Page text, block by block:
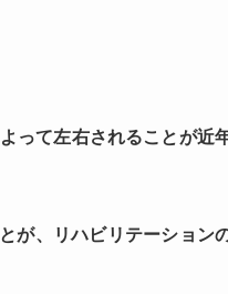
って左右されることが近
が、リハビリテーション